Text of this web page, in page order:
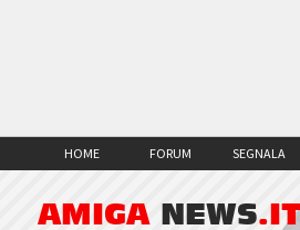
HOME FORUM SEGNALA
AMIGA NEWS